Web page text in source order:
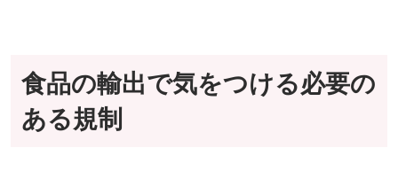
食品の輸出で気をつける必要の
ある規制